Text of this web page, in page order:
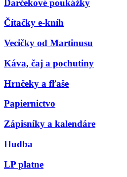
Darčekové poukážky
Čítačky e-kníh
Vecičky od Martinusu
Káva, čaj a pochutiny
Hrnčeky a fľaše
Papiernictvo
Zápisníky a kalendáre
Hudba
LP platne